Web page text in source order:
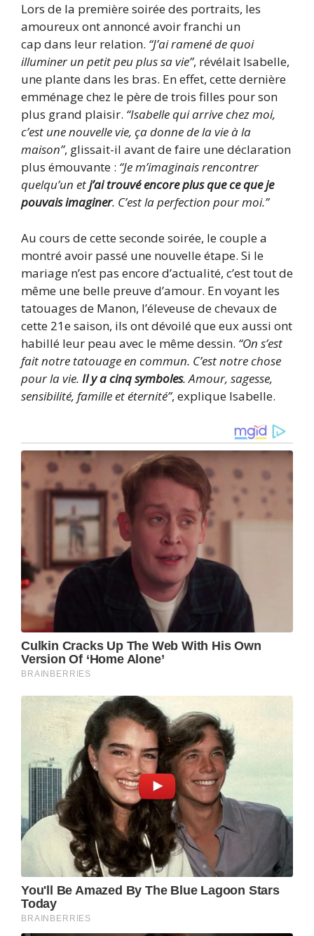
Lors de la première soirée des portraits, les
amoureux ont annoncé avoir franchi un
cap dans leur relation. “J’ai ramené de quoi
illuminer un petit peu plus sa vie”, révélait Isabelle,
une plante dans les bras. En effet, cette dernière
emménage chez le père de trois filles pour son
plus grand plaisir. “Isabelle qui arrive chez moi,
c’est une nouvelle vie, ça donne de la vie à la
maison”, glissait-il avant de faire une déclaration
plus émouvante : “Je m’imaginais rencontrer
quelqu’un etj’ai trouvé encore plus que ce que je
pouvais imaginer. C’est la perfection pour moi.”
Au cours de cette seconde soirée, le couple a
montré avoir passé une nouvelle étape. Si le
mariage n’est pas encore d’actualité, c’est tout de
même une belle preuve d’amour. En voyant les
tatouages de Manon, l’éleveuse de chevaux de
cette 21e saison, ils ont dévoilé que eux aussi ont
habillé leur peau avec le même dessin. “On s’est
fait notre tatouage en commun. C’est notre chose
pour la vie. Il y a cinq symboles. Amour, sagesse,
sensibilité, famille et éternité”, explique Isabelle.